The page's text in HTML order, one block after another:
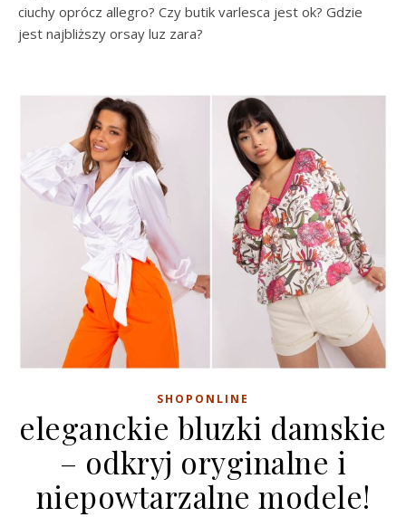
ciuchy oprócz allegro? Czy butik varlesca jest ok? Gdzie
jest najbliższy orsay luz zara?
SHOPONLINE
eleganckie bluzki damskie
– odkryj oryginalne i
niepowtarzalne modele!